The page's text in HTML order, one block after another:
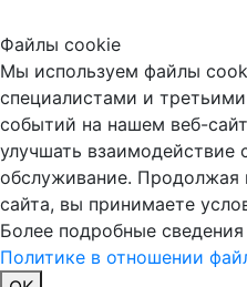
Файлы cookie
Мы используем файлы
специалистами и
событий на нашем веб-
улучшать взаимодействие
обслуживание. Продолжая
сайта, вы принимаете
Более подробные
Политике в отношении